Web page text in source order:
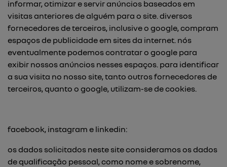
informar, otimizar e servir anúncios baseados em
visitas anteriores de alguém para o site. diversos
fornecedores de terceiros, inclusive o google, compram
espaços de publicidade em sites da internet. nós
eventualmente podemos contratar o google para
exibir nossos anúncios nesses espaços. para identificar
a sua visita no nosso site, tanto outros fornecedores de
terceiros, quanto o google, utilizam-se de cookies.
facebook, instagram e linkedin:
os dados solicitados neste site consideramos os dados
de qualificação pessoal, como nome e sobrenome,